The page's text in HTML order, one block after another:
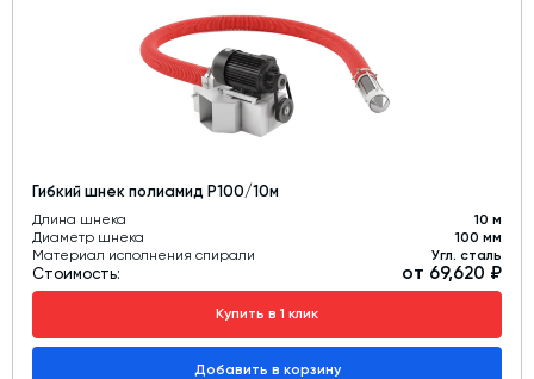
Гибкий шнек полиамид Р100/10м
Длина шнека
10 м
Диаметр шнека
100 мм
Материал исполнения спирали
Угл. сталь
Стоимость: от 69,620 ₽
Купить в 1 клик
Добавить в корзину